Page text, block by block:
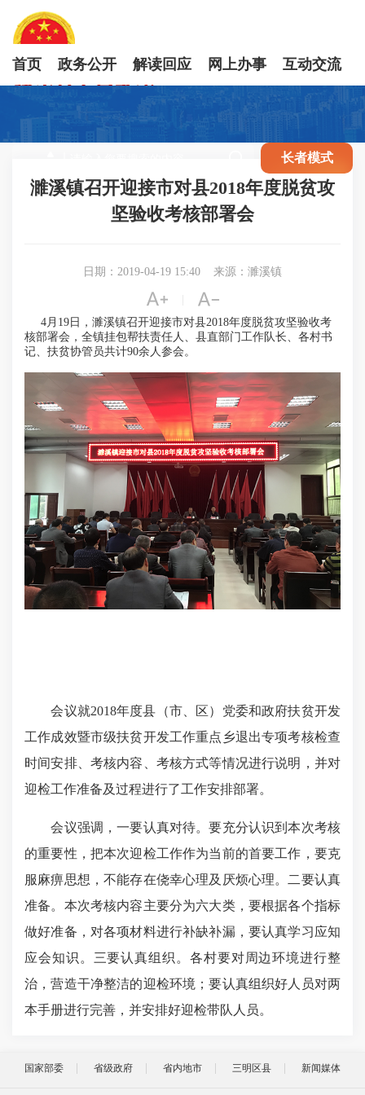
首页 政务公开 解读回应 网上办事 互动交流
长者模式
濉溪镇召开迎接市对县2018年度脱贫攻
坚验收考核部署会
日期：2019-04-19 15:40 来源：濉溪镇
 
4月19日，濉溪镇召开迎接市对县2018年度脱贫攻坚验收考
核部署会，全镇挂包帮扶责任人、县直部门工作队长、各村书
记、扶贫协管员共计90余人参会。
会议就2018年度县（市、区）党委和政府扶贫开发
工作成效暨市级扶贫开发工作重点乡退出专项考核检查
时间安排、考核内容、考核方式等情况进行说明，并对
迎检工作准备及过程进行了工作安排部署。
会议强调，一要认真对待。要充分认识到本次考核
的重要性，把本次迎检工作作为当前的首要工作，要克
服麻痹思想，不能存在侥幸心理及厌烦心理。二要认真
准备。本次考核内容主要分为六大类，要根据各个指标
做好准备，对各项材料进行补缺补漏，要认真学习应知
应会知识。三要认真组织。各村要对周边环境进行整
治，营造干净整洁的迎检环境；要认真组织好人员对两
本手册进行完善，并安排好迎检带队人员。
国家部委 省级政府 省内地市 三明区县 新闻媒体